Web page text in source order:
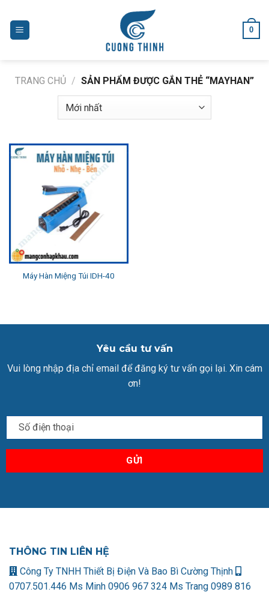
content
0
TRANG CHỦ / SẢN PHẨM ĐƯỢC GẮN THẺ “MAYHAN”
Máy Hàn Miệng Túi IDH-40
Yêu cầu tư vấn
Vui lòng nhập địa chỉ email để đăng ký tư vấn gọi lại. Xin cám
ơn!
THÔNG TIN LIÊN HỆ
Công Ty TNHH Thiết Bị Điện Và Bao Bì Cường Thịnh
0707.501.446 Ms Minh 0906 967 324 Ms Trang 0989 816